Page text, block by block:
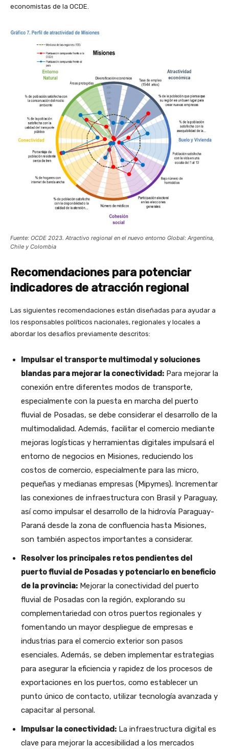
economistas de la OCDE.
Fuente: OCDE 2023. Atractivo regional en el nuevo entorno Global: Argentina,
Chile y Colombia
Recomendaciones para potenciar
indicadores de atracción regional
Las siguientes recomendaciones están diseñadas para ayudar a
los responsables políticos nacionales, regionales y locales a
abordar los desafíos previamente descritos:
Impulsar el transporte multimodal y soluciones
blandas para mejorar la conectividad: Para mejorar la
conexión entre diferentes modos de transporte,
especialmente con la puesta en marcha del puerto
fluvial de Posadas, se debe considerar el desarrollo de la
multimodalidad. Además, facilitar el comercio mediante
mejoras logísticas y herramientas digitales impulsará el
entorno de negocios en Misiones, reduciendo los
costos de comercio, especialmente para las micro,
pequeñas y medianas empresas (Mipymes). Incrementar
las conexiones de infraestructura con Brasil y Paraguay,
así como impulsar el desarrollo de la hidrovía Paraguay-
Paraná desde la zona de confluencia hasta Misiones,
son también aspectos importantes a considerar.
Resolver los principales retos pendientes del
puerto fluvial de Posadas y potenciarlo en beneficio
de la provincia: Mejorar la conectividad del puerto
fluvial de Posadas con la región, explorando su
complementariedad con otros puertos regionales y
fomentando un mayor despliegue de empresas e
industrias para el comercio exterior son pasos
esenciales. Además, se deben implementar estrategias
para asegurar la eficiencia y rapidez de los procesos de
exportaciones en los puertos, como establecer un
punto único de contacto, utilizar tecnología avanzada y
capacitar al personal.
Impulsar la conectividad: La infraestructura digital es
clave para mejorar la accesibilidad a los mercados